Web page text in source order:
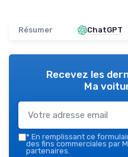
Résumer ChatGPT
Recevez les
Ma
* En remplissant ce
des fins commerciales par
partenaires.